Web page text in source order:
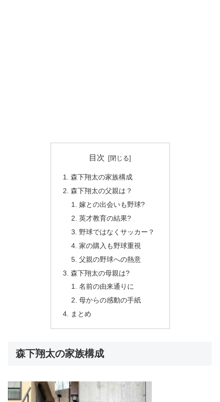
目次
森下翔太の家族構成
森下翔太の父親は？
嫁との出会いも野球?
英才教育の結果?
野球ではなくサッカー？
家の購入も野球重視
父親の野球への熱意
森下翔太の母親は?
名前の由来通りに
母からの感動の手紙
まとめ
森下翔太の家族構成